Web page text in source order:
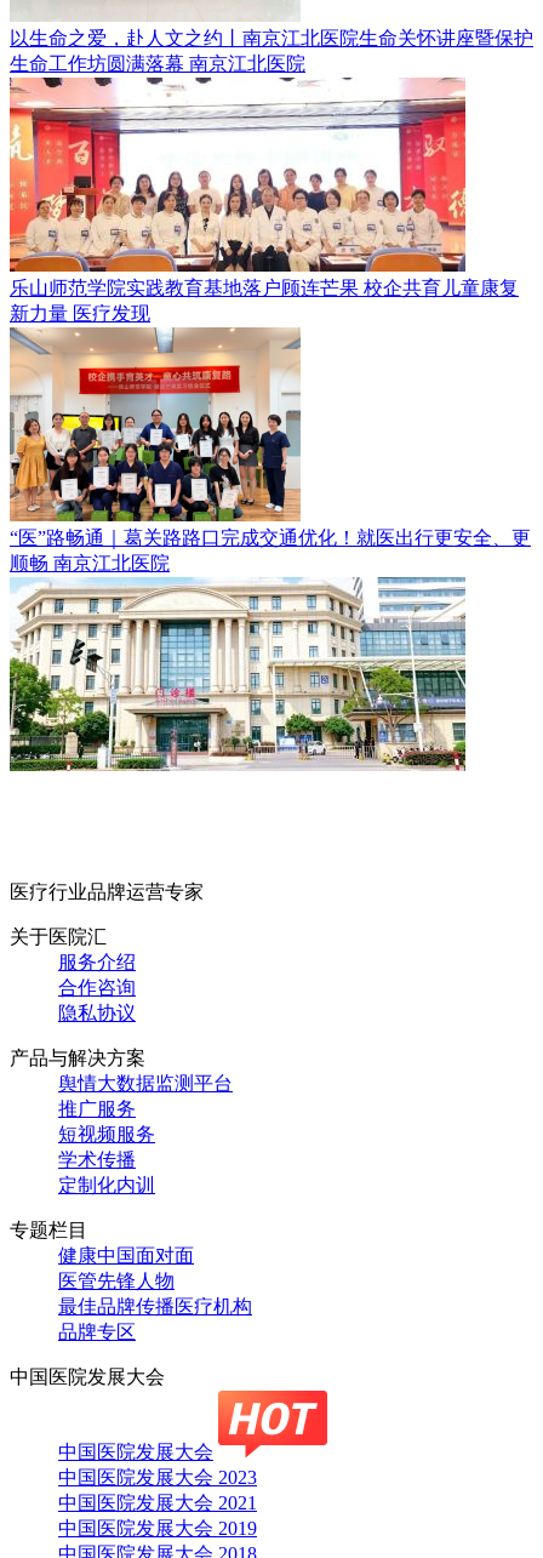
以生命之爱，赴人文之约丨南京江北医院生命关怀讲座暨保护
生命工作坊圆满落幕 南京江北医院
乐山师范学院实践教育基地落户顾连芒果 校企共育儿童康复
新力量 医疗发现
“医”路畅通｜葛关路路口完成交通优化！就医出行更安全、更
顺畅 南京江北医院
医疗行业品牌运营专家
关于医院汇
服务介绍
合作咨询
隐私协议
产品与解决方案
舆情大数据监测平台
推广服务
短视频服务
学术传播
定制化内训
专题栏目
健康中国面对面
医管先锋人物
最佳品牌传播医疗机构
品牌专区
中国医院发展大会
中国医院发展大会
中国医院发展大会 2023
中国医院发展大会 2021
中国医院发展大会 2019